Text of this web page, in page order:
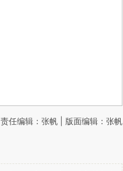
责任编辑：张帆 | 版面编辑：张帆